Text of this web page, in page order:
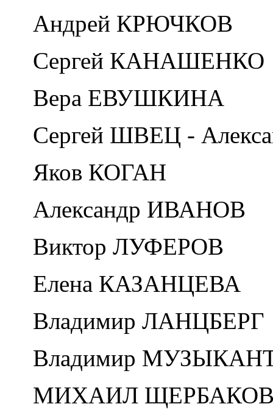
Андрей КРЮЧКОВ
Сергей КАНАШЕНКО
Вера ЕВУШКИНА
Сергей ШВЕЦ -
Яков КОГАН
Александр ИВАНОВ
Виктор ЛУФЕРОВ
Елена КАЗАНЦЕВА
Владимир ЛАНЦБЕРГ
Владимир
МИХАИЛ